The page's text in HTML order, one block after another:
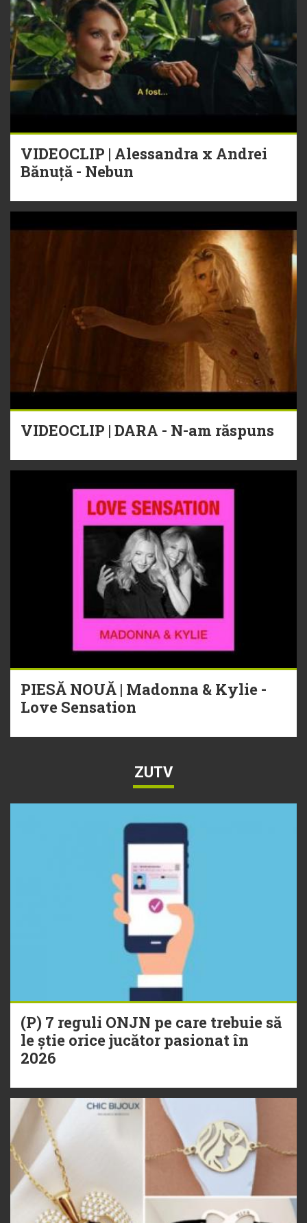
VIDEOCLIP | Alessandra x Andrei
Bănuță - Nebun
VIDEOCLIP | DARA - N-am răspuns
PIESĂ NOUĂ | Madonna & Kylie -
Love Sensation
ZUTV
(P) 7 reguli ONJN pe care trebuie să
le știe orice jucător pasionat în
2026